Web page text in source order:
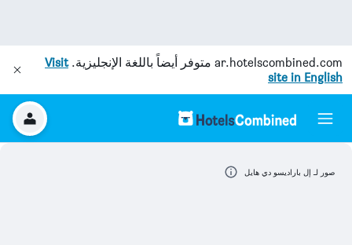
ar.hotelscombined.com متوفر أيضاً باللغة الإنجليزية.Visit
site in English
صور لـ إل باراديسو دي هايل